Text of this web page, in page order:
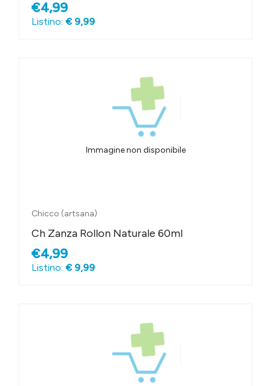
€4,99
Listino: € 9,99
Immagine non disponibile
Chicco (artsana)
Ch Zanza Rollon Naturale 60ml
€4,99
Listino: € 9,99